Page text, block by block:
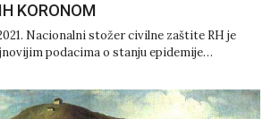
KORONOM
Nacionalni stožer civilne zaštite RH je
podacima o stanju epidemije…